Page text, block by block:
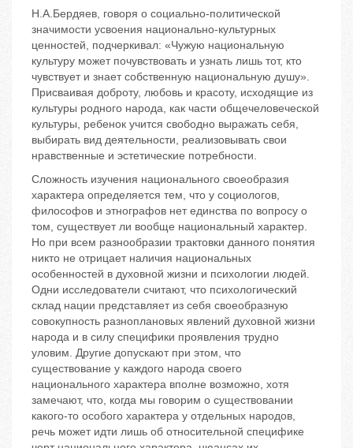
Н.А.Бердяев, говоря о социально-политической
значимости усвоения национально-культурных
ценностей, подчеркивал: «Чужую национальную
культуру может почувствовать и узнать лишь тот, кто
чувствует и знает собственную национальную душу».
Присваивая доброту, любовь и красоту, исходящие из
культуры родного народа, как части общечеловеческой
культуры, ребенок учится свободно выражать себя,
выбирать вид деятельности, реализовывать свои
нравственные и эстетические потребности.
Сложность изучения национального своеобразия
характера определяется тем, что у социологов,
философов и этнографов нет единства по вопросу о
том, существует ли вообще национальный характер.
Но при всем разнообразии трактовки данного понятия
никто не отрицает наличия национальных
особенностей в духовной жизни и психологии людей.
Одни исследователи считают, что психологический
склад нации представляет из себя своеобразную
совокупность разноплановых явлений духовной жизни
народа и в силу специфики проявления трудно
уловим. Другие допускают при этом, что
существование у каждого народа своего
национального характера вполне возможно, хотя
замечают, что, когда мы говорим о существовании
какого-то особого характера у отдельных народов,
речь может идти лишь об относительной специфике